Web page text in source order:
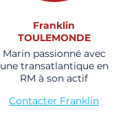
Franklin
TOULEMONDE
Marin passionné avec
une transatlantique en
RM à son actif
Contacter Franklin